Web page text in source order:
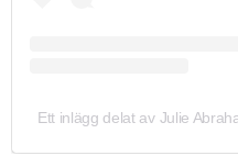
Ett inlägg delat av Julie